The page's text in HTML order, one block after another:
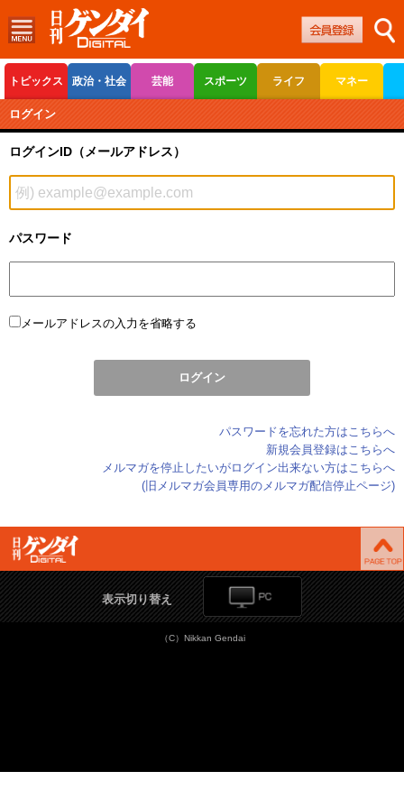
トピックス 政治・社会 芸能 スポーツ ライフ マネー
ボートレース
ログイン
ログインID（メールアドレス）
パスワード
メールアドレスの入力を省略する
パスワードを忘れた方はこちらへ
新規会員登録はこちらへ
メルマガを停止したいがログイン出来ない方はこちらへ
(旧メルマガ会員専用のメルマガ配信停止ページ)
表示切り替え
（C）Nikkan Gendai